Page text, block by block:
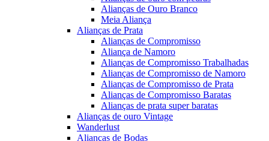
Alianças de Ouro Branco
Meia Aliança
Alianças de Prata
Alianças de Compromisso
Aliança de Namoro
Alianças de Compromisso Trabalhadas
Alianças de Compromisso de Namoro
Alianças de Compromisso de Prata
Alianças de Compromisso Baratas
Alianças de prata super baratas
Alianças de ouro Vintage
Wanderlust
Alianças de Bodas